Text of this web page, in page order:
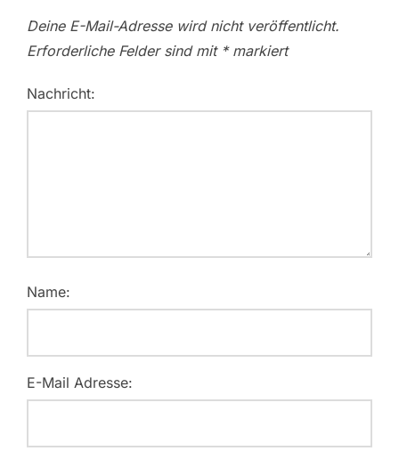
Deine E-Mail-Adresse wird nicht veröffentlicht.
Erforderliche Felder sind mit *markiert
Nachricht:
Name:
E-Mail Adresse: